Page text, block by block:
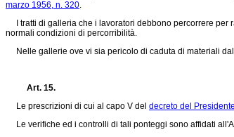
marzo 1956, n. 320.
I tratti di galleria che i lavoratori debbono percorrere per
normali condizioni di percorribilità.
Nelle gallerie ove vi sia pericolo di caduta di materiali
Art. 15.
Le prescrizioni di cui al capo V del decreto del
Le verifiche ed i controlli di tali ponteggi sono affidati